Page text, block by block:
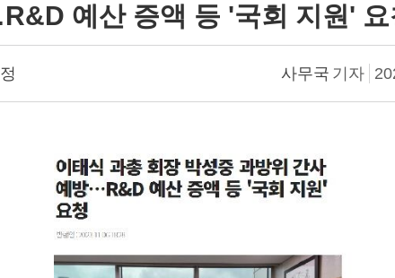
예산 증액 등 '국회 지원' 요
사무국 기자